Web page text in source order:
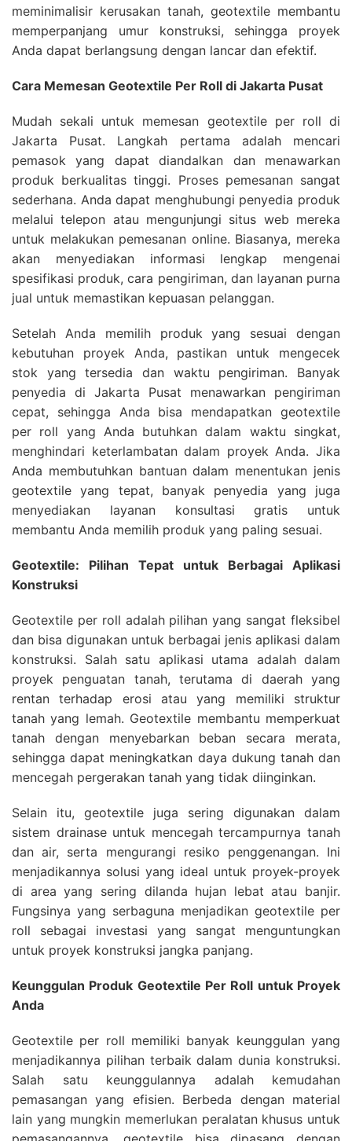
meminimalisir kerusakan tanah, geotextile membantu
memperpanjang umur konstruksi, sehingga proyek
Anda dapat berlangsung dengan lancar dan efektif.
Cara Memesan Geotextile Per Roll di Jakarta Pusat
Mudah sekali untuk memesan geotextile per roll di
Jakarta Pusat. Langkah pertama adalah mencari
pemasok yang dapat diandalkan dan menawarkan
produk berkualitas tinggi. Proses pemesanan sangat
sederhana. Anda dapat menghubungi penyedia produk
melalui telepon atau mengunjungi situs web mereka
untuk melakukan pemesanan online. Biasanya, mereka
akan menyediakan informasi lengkap mengenai
spesifikasi produk, cara pengiriman, dan layanan purna
jual untuk memastikan kepuasan pelanggan.
Setelah Anda memilih produk yang sesuai dengan
kebutuhan proyek Anda, pastikan untuk mengecek
stok yang tersedia dan waktu pengiriman. Banyak
penyedia di Jakarta Pusat menawarkan pengiriman
cepat, sehingga Anda bisa mendapatkan geotextile
per roll yang Anda butuhkan dalam waktu singkat,
menghindari keterlambatan dalam proyek Anda. Jika
Anda membutuhkan bantuan dalam menentukan jenis
geotextile yang tepat, banyak penyedia yang juga
menyediakan layanan konsultasi gratis untuk
membantu Anda memilih produk yang paling sesuai.
Geotextile: Pilihan Tepat untuk Berbagai Aplikasi
Konstruksi
Geotextile per roll adalah pilihan yang sangat fleksibel
dan bisa digunakan untuk berbagai jenis aplikasi dalam
konstruksi. Salah satu aplikasi utama adalah dalam
proyek penguatan tanah, terutama di daerah yang
rentan terhadap erosi atau yang memiliki struktur
tanah yang lemah. Geotextile membantu memperkuat
tanah dengan menyebarkan beban secara merata,
sehingga dapat meningkatkan daya dukung tanah dan
mencegah pergerakan tanah yang tidak diinginkan.
Selain itu, geotextile juga sering digunakan dalam
sistem drainase untuk mencegah tercampurnya tanah
dan air, serta mengurangi resiko penggenangan. Ini
menjadikannya solusi yang ideal untuk proyek-proyek
di area yang sering dilanda hujan lebat atau banjir.
Fungsinya yang serbaguna menjadikan geotextile per
roll sebagai investasi yang sangat menguntungkan
untuk proyek konstruksi jangka panjang.
Keunggulan Produk Geotextile Per Roll untuk Proyek
Anda
Geotextile per roll memiliki banyak keunggulan yang
menjadikannya pilihan terbaik dalam dunia konstruksi.
Salah satu keunggulannya adalah kemudahan
pemasangan yang efisien. Berbeda dengan material
lain yang mungkin memerlukan peralatan khusus untuk